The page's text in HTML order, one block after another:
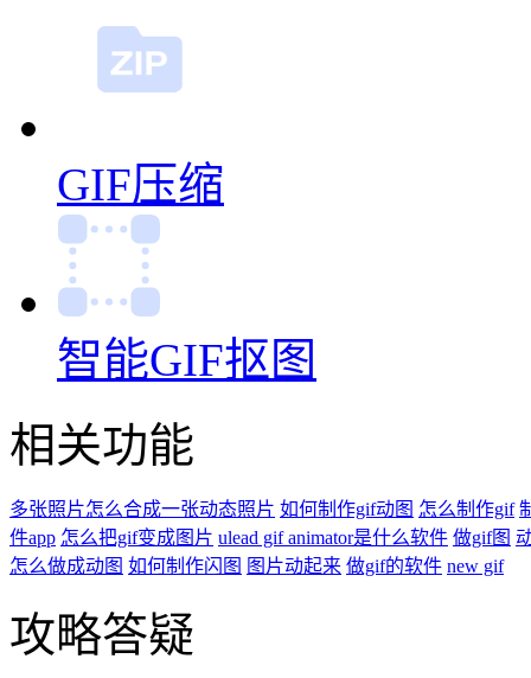
GIF压缩
智能GIF抠图
相关功能
多张照片怎么合成一张动态照片 如何制作gif动图 怎么制作gif
件app 怎么把gif变成图片 ulead gif animator是什么软件 做gif图
怎么做成动图 如何制作闪图 图片动起来 做gif的软件 new gif
攻略答疑